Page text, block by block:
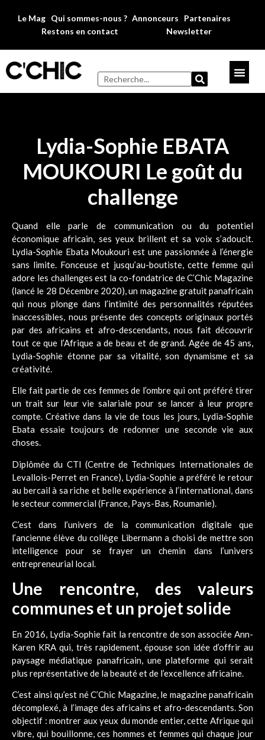
Le Mag Qui sommes-nous ? Annonceurs
Partenaires
Restons en contact
Newsletter
Lydia-Sophie EBATA
MOUKOURI Le goût du
challenge
Quand elle parle de communication ou du potentiel
économique africain, ses yeux brillent et sa voix s’adoucit.
Lydia-Sophie Ebata Moukouri est une passionnée à l’énergie
sans limite. Fonceuse et jusqu’au-boutiste, cette femme qui
adore les challenges est la co-fondatrice de C’Chic Magazine
(lancé le 28 Décembre 2020), un magazine gratuit panafricain
qui nous plonge dans l’intimité des personnalités réputées
inaccessibles, nous présente des concepts originaux portés
par des africains et afro-descendants, nous fait découvrir
tout ce que l’Afrique a de beau et de grand. Agée de 45 ans,
Lydia-Sophie étonne par sa vitalité, son dynamisme et sa
créativité.
Elle fait partie de ces femmes de l’ombre qui ont préféré tirer
un trait sur leur vie salariale pour se lancer à leur propre
compte. Créative dans la vie de tous les jours, Lydia-Sophie
Ebata essaie toujours de redonner une seconde vie aux
choses.
Diplômée du CTI (Centre de Techniques Internationales de
Levallois-Perret en France), Lydia-Sophie a préféré le retour
au bercail à sa riche et belle expérience à l’international, dans
le secteur commercial (France, Pays-Bas, Roumanie).
C’est dans l’univers de la communication digitale que
l’ancienne élève du collège Libermann a choisi de mettre son
intelligence pour se frayer un chemin dans l’univers
entrepreneurial local.
Une rencontre, des valeurs
communes et un projet solide
En 2016, Lydia-Sophie fait la rencontre de son associée Ann-
Karen KRA qui, très rapidement, épouse son idée d’offrir au
paysage médiatique panafricain, une plateforme qui serait
plus représentative de la beauté et de l’excellence africaine.
C’est ainsi qu’est né C’Chic Magazine, le magazine panafricain
décomplexé, à l’image des africains et afro-descendants. Son
objectif : montrer aux yeux du monde entier, cette Afrique qui
vibre, qui bouillonne, ces hommes et femmes qui chaque jour